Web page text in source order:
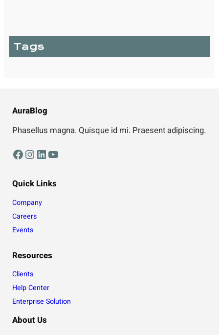
Tags
AuraBlog
Phasellus magna. Quisque id mi. Praesent adipiscing.
Facebook Instagram LinkedIn YouTube
Quick Links
Company
Careers
Events
Resources
Clients
Help Center
Enterprise Solution
About Us